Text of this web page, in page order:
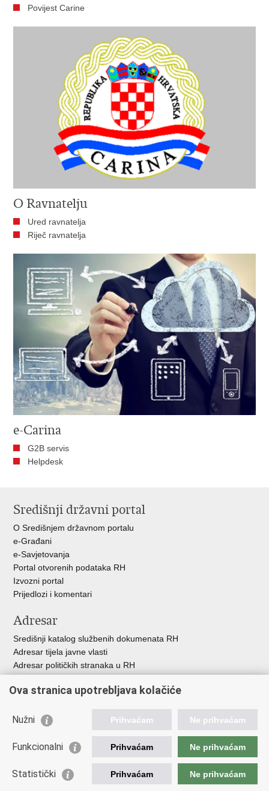
Povijest Carine
O Ravnatelju
Ured ravnatelja
Riječ ravnatelja
e-Carina
G2B servis
Helpdesk
Središnji državni portal
O Središnjem državnom portalu
e-Građani
e-Savjetovanja
Portal otvorenih podataka RH
Izvozni portal
Prijedlozi i komentari
Adresar
Središnji katalog službenih dokumenata RH
Adresar tijela javne vlasti
Adresar političkih stranaka u RH
Besplatni telefoni javne uprave
Važne poveznice
Vlada Republike Hrvatske
Europska komisija
Ova stranica upotrebljava kolačiće
Nužni Prihvaćam Ne prihvaćam
Funkcionalni Prihvaćam Ne prihvaćam
Statistički Prihvaćam Ne prihvaćam